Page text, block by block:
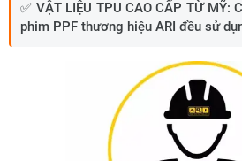
✅ VẬT LIỆU TPU CAO CẤP TỪ MỸ:
phim PPF thương hiệu ARI đều sử